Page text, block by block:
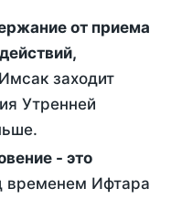
заходит
Утренней
временем Ифтара